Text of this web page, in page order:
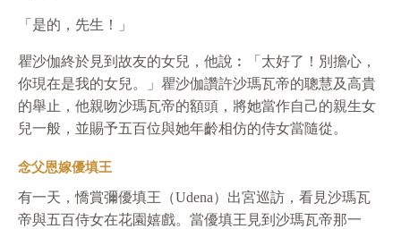
「是的，先生！」
瞿沙伽終於見到故友的女兒，他說︰「太好了！別擔心，
你現在是我的女兒。」瞿沙伽讚許沙瑪瓦帝的聰慧及高貴
的舉止，他親吻沙瑪瓦帝的額頭，將她當作自己的親生女
兒一般，並賜予五百位與她年齡相仿的侍女當隨從。
念父恩嫁優填王
有一天，憍賞彌優填王（Udena）出宮巡訪，看見沙瑪瓦
帝與五百侍女在花園嬉戲。當優填王見到沙瑪瓦帝那一